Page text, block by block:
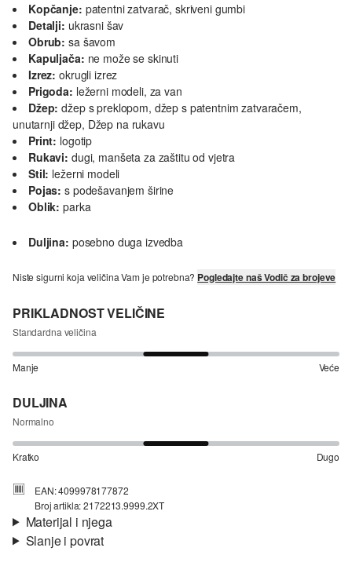
Kopčanje: patentni zatvarač, skriveni gumbi
Detalji: ukrasni šav
Obrub: sa šavom
Kapuljača: ne može se skinuti
Izrez: okrugli izrez
Prigoda: ležerni modeli, za van
Džep: džep s preklopom, džep s patentnim zatvaračem,
unutarnji džep, Džep na rukavu
Print: logotip
Rukavi: dugi, manšeta za zaštitu od vjetra
Stil: ležerni modeli
Pojas: s podešavanjem širine
Oblik: parka
Duljina: posebno duga izvedba
Niste sigurni koja veličina Vam je potrebna? Pogledajte naš Vodič za brojeve
PRIKLADNOST VELIČINE
Standardna veličina
Manje Veće
DULJINA
Normalno
Kratko Dugo
EAN: 4099978177872
Broj artikla: 2172213.9999.2XT
Materijal i njega
Slanje i povrat